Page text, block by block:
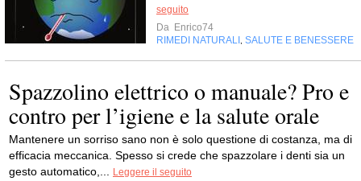
seguito
Da Enrico74
RIMEDI NATURALI
SALUTE E BENESSERE
Spazzolino elettrico o manuale? Pro e
contro per l’igiene e la salute orale
Mantenere un sorriso sano non è solo questione di costanza, ma di
efficacia meccanica. Spesso si crede che spazzolare i denti sia un
gesto automatico,...
Leggere il seguito